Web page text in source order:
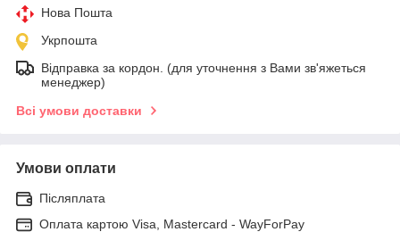
Нова Пошта
Укрпошта
Відправка за кордон. (для уточнення з Вами зв'яжеться
менеджер)
Всі умови доставки
Умови оплати
Післяплата
Оплата картою Visa, Mastercard - WayForPay